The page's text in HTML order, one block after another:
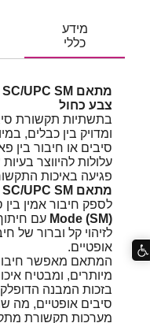
מידע
כללי
צבע כחול
בתשתיות תקשורת
ומדויק בין כבלים,
סיבים או חיבור בין
עלולות להיווצר
פגיעה באיכות
מתאם SC/UPC SM דופלקס נקבה-נקבה
לספק חיבור אמין
Mode (SM) עם
לזיהוי קל וברור של
אופטיים.
המתאם מאפשר חיבור
מיותרים, ומבטיח
בזכות המבנה
סיבים אופטיים, מה
מערכות תקשורת